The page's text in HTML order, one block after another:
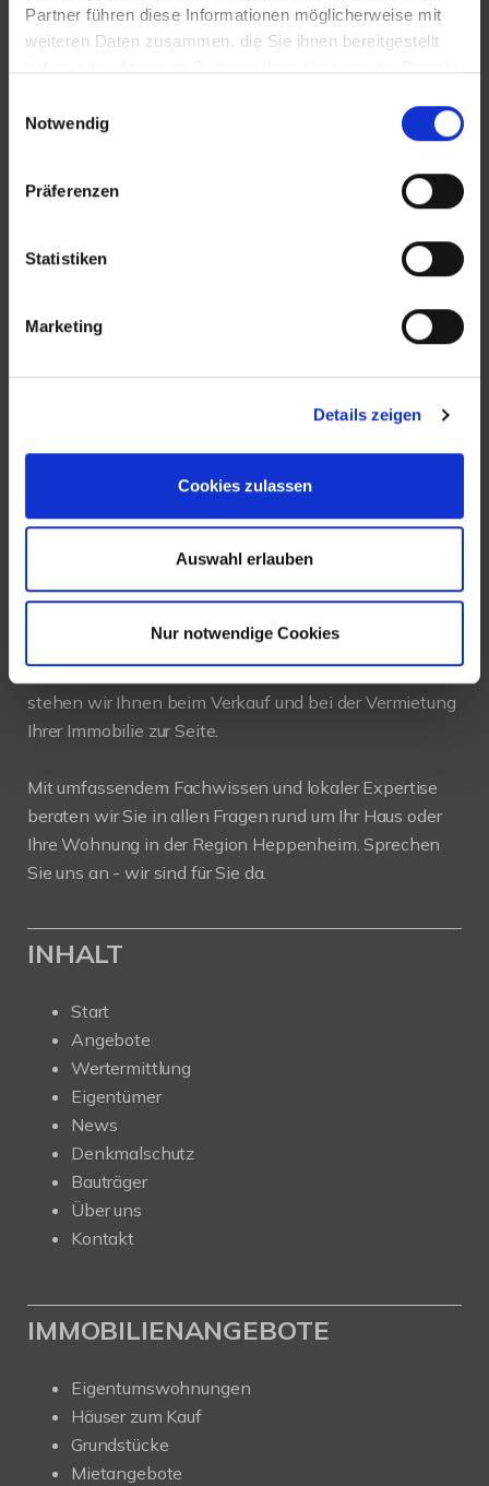
Partner führen diese Informationen möglicherweise mit
weiteren Daten zusammen, die Sie ihnen bereitgestellt
Notwendig
Präferenzen
Statistiken
Marketing
Details zeigen
Cookies zulassen
Auswahl erlauben
Nur notwendige Cookies
Ludwigstraße 20
Fax: +49 6252-305 89 42
Web:www.new-place-immobilien.com
PROFIL
Als kompetenterImmobilienmakler in Heppenheim
stehen wir Ihnen beim Verkauf und bei der Vermietung
Ihrer Immobilie zur Seite.
Mit umfassendem Fachwissen und lokaler Expertise
beraten wir Sie in allen Fragen rund um Ihr Haus oder
Ihre Wohnung in der Region Heppenheim. Sprechen
Sie uns an - wir sind für Sie da.
INHALT
Start
Angebote
Wertermittlung
Eigentümer
News
Denkmalschutz
Bauträger
Über uns
Kontakt
IMMOBILIENANGEBOTE
Eigentumswohnungen
Häuser zum Kauf
Grundstücke
Mietangebote